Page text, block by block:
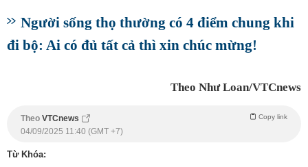
Người sống thọ thường có 4 điểm chung khi
đi bộ: Ai có đủ tất cả thì xin chúc mừng!
Theo Như Loan/VTCnews
Theo VTCnews Copy link
04/09/2025 11:40 (GMT +7)
Từ Khóa: